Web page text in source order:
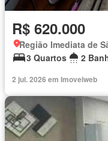
R$ 620.000
3 Quartos
2
2 jul. 2026 em Imovelweb